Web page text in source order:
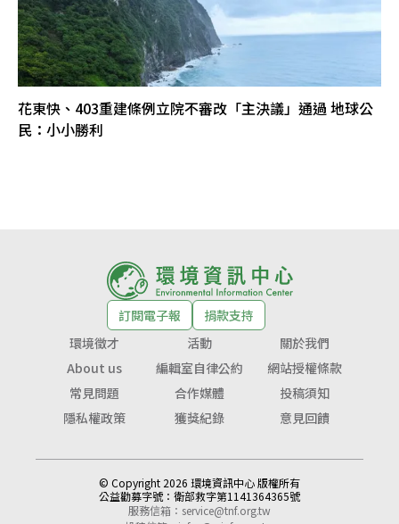
花東快、403重建條例立院不審改「主決議」通過 地球公
民：小小勝利
訂閱電子報
捐款支持
環境徵才
活動
關於我們
About us
編輯室自律公約
網站授權條款
常見問題
合作媒體
投稿須知
隱私權政策
獲獎紀錄 意見回饋
© Copyright 2026 環境資訊中心 版權所有
公益勸募字號： 衛部救字第1141364365號
服務信箱： service@tnf.org.tw